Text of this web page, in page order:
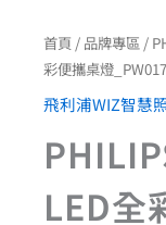
首頁 / 品牌專區 /
彩便攜桌燈_PW017
飛利浦WIZ智慧
LED全